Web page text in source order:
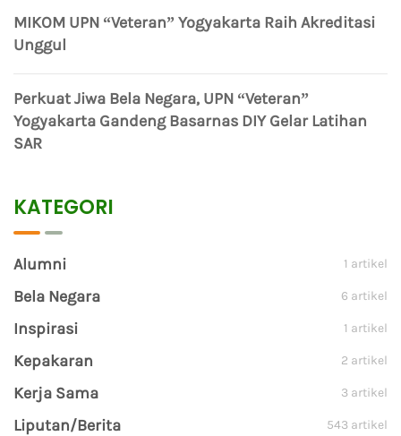
MIKOM UPN “Veteran” Yogyakarta Raih Akreditasi
Unggul
Perkuat Jiwa Bela Negara, UPN “Veteran”
Yogyakarta Gandeng Basarnas DIY Gelar Latihan
SAR
KATEGORI
Alumni 1 artikel
Bela Negara 6 artikel
Inspirasi 1 artikel
Kepakaran 2 artikel
Kerja Sama 3 artikel
Liputan/Berita 543 artikel